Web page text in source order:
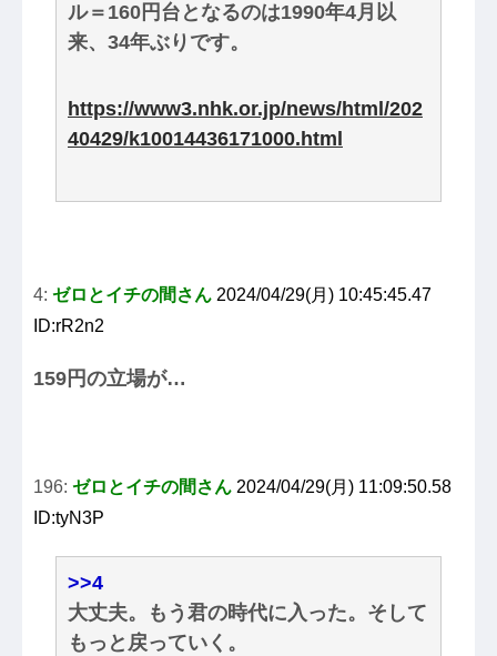
ル＝160円台となるのは1990年4月以
来、34年ぶりです。
https://www3.nhk.or.jp/news/html/202
40429/k10014436171000.html
4: ゼロとイチの間さん 2024/04/29(月) 10:45:45.47
ID:rR2n2
159円の立場が…
196: ゼロとイチの間さん 2024/04/29(月) 11:09:50.58
ID:tyN3P
>>4
大丈夫。もう君の時代に入った。そして
もっと戻っていく。